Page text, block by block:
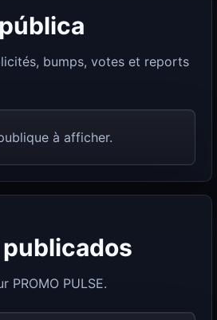
bumps, votes et reports
à afficher.
PROMO PULSE.